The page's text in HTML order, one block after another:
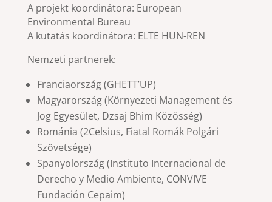
A projekt koordinátora​: European
Environmental Bureau
A kutatás koordinátora: ELTE HUN-REN
Nemzeti partnerek:
Franciaország (G​HETT’UP)
Magyarország (Környezeti Management és
Jog Egyesület, Dzsaj Bhim Közösség)
Románia (2Celsius, Fiatal Romák Polgári
Szövetsége)
Spanyolország (Instituto Internacional de
Derecho y Medio Ambiente, CONVIVE
Fundación Cepaim)